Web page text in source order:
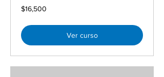
16,500
pesos
$16,500
Ver curso